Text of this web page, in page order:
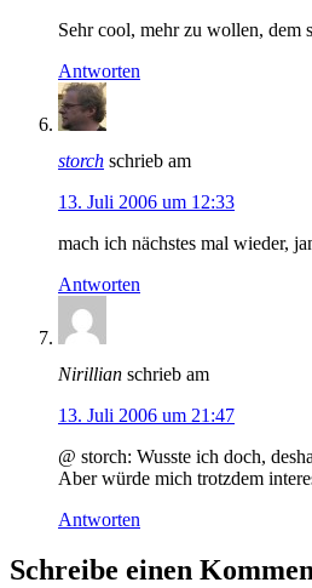
Sehr cool, mehr zu wollen, dem
Antworten
storch schrieb am
13. Juli 2006 um 12:33
mach ich nächstes mal wieder,
Antworten
Nirillian schrieb am
13. Juli 2006 um 21:47
@ storch: Wusste ich doch,
Aber würde mich trotzdem
Antworten
Schreibe einen